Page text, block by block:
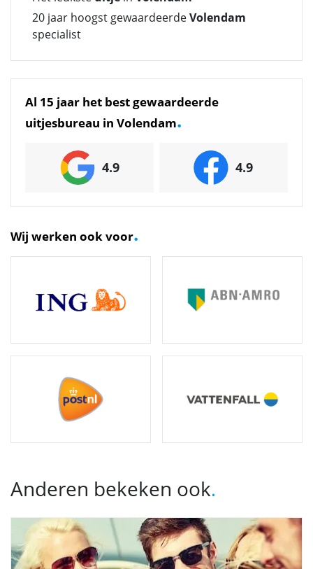
20 jaar hoogst gewaardeerdeVolendam
specialist
Al 15 jaar het best gewaardeerde
uitjesbureau in Volendam.
4.9 4.9
Wij werken ook voor.
Anderen bekeken ook.